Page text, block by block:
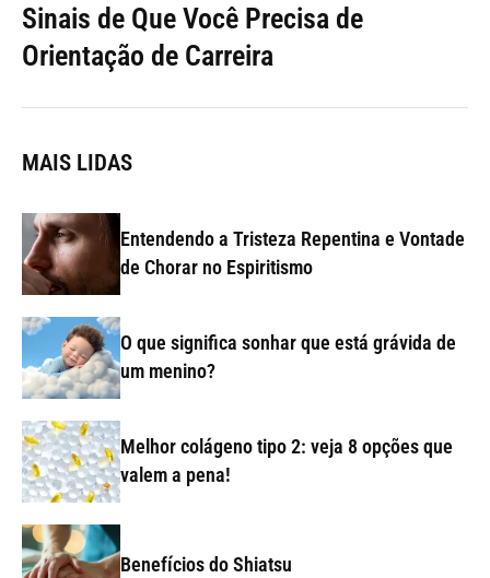
Sinais de Que Você Precisa de
Orientação de Carreira
MAIS LIDAS
Entendendo a Tristeza Repentina e Vontade
de Chorar no Espiritismo
O que significa sonhar que está grávida de
um menino?
Melhor colágeno tipo 2: veja 8 opções que
valem a pena!
Benefícios do Shiatsu